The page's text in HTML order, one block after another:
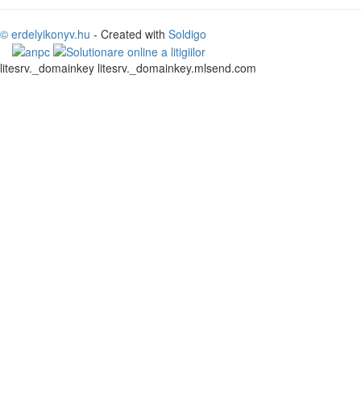
© erdelyikonyv.hu - Created with Soldigo
litesrv._domainkey litesrv._domainkey.mlsend.com